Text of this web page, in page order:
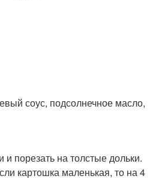
соус, подсолнечное масло,
и порезать на толстые дольки.
картошка маленькая, то на 4